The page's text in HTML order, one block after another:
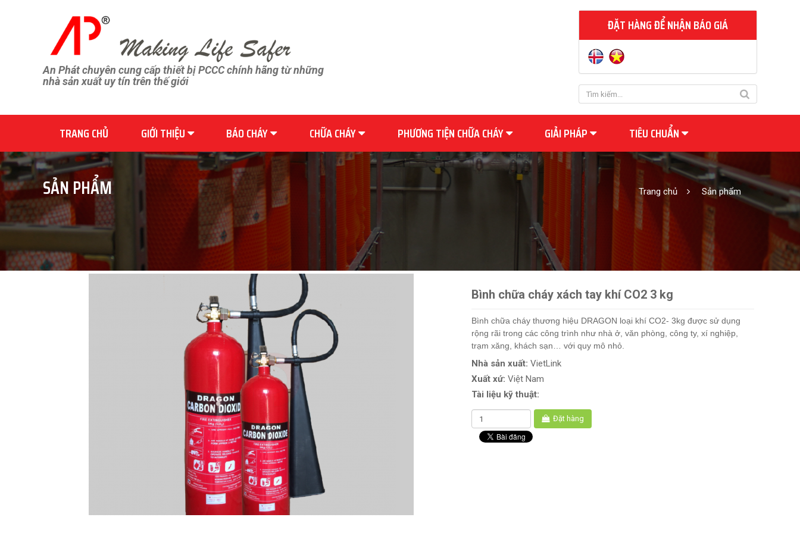
An Phát chuyên cung cấp thiết bị PCCC chính hãng từ những
nhà sản xuất uy tín trên thế giới
ĐẶT HÀNG ĐỂ NHẬN BÁO GIÁ
TRANG CHỦ GIỚI THIỆU BÁO CHÁY CHỮA CHÁY PHƯƠNG TIỆN CHỮA CHÁY GIẢI PHÁP TIÊU CHUẨN
SẢN PHẨM Trang chủ Sản phẩm
Bình chữa cháy xách tay khí CO2 3 kg
Bình chữa cháy thương hiệu DRAGON loại khí CO2- 3kg được sử dụng
rộng rãi trong các công trình như nhà ở, văn phòng, công ty, xí nghiệp,
trạm xăng, khách sạn… với quy mô nhỏ.
Nhà sản xuất: VietLink
Xuất xứ: Việt Nam
Tài liệu kỹ thuật:
Đặt hàng